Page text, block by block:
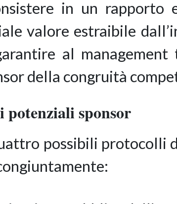
in un
valore estraibile
al
della congruità
potenziali sponsor
possibili protocolli